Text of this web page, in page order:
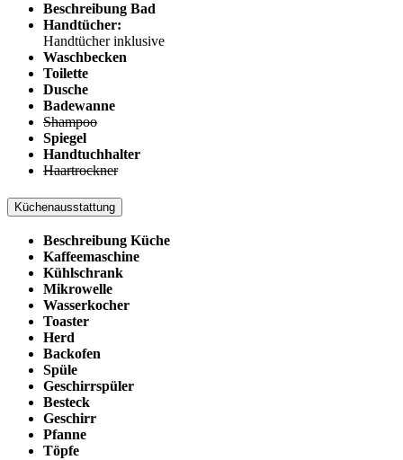
Beschreibung Bad
Handtücher:
Handtücher inklusive
Waschbecken
Toilette
Dusche
Badewanne
Shampoo
Spiegel
Handtuchhalter
Haartrockner
Küchenausstattung
Beschreibung Küche
Kaffeemaschine
Kühlschrank
Mikrowelle
Wasserkocher
Toaster
Herd
Backofen
Spüle
Geschirrspüler
Besteck
Geschirr
Pfanne
Töpfe